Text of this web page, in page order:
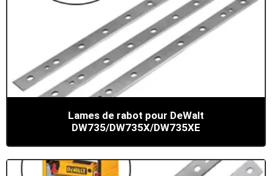
Lames de rabot pour DeWalt
DW735/DW735X/DW735XE